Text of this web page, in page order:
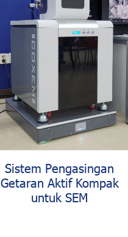
Sistem Pengasingan
Getaran Aktif Kompak
untuk SEM